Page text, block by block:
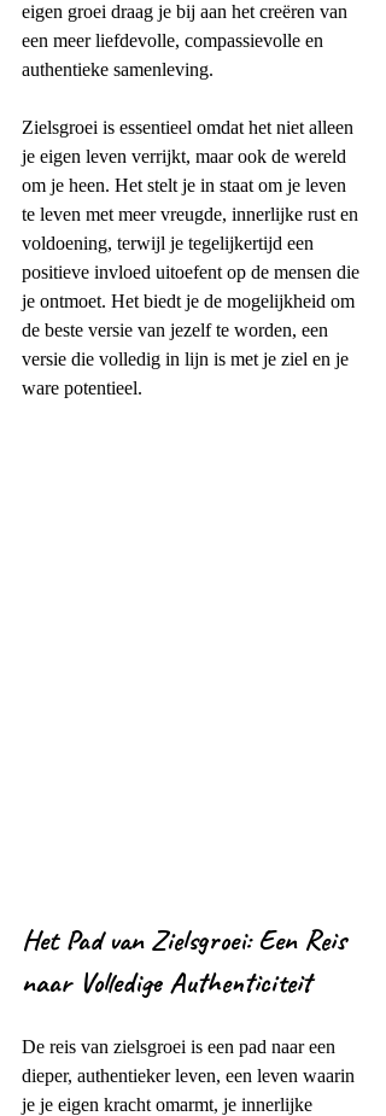
eigen groei draag je bij aan het creëren van
een meer liefdevolle, compassievolle en
authentieke samenleving.
Zielsgroei is essentieel omdat het niet alleen
je eigen leven verrijkt, maar ook de wereld
om je heen. Het stelt je in staat om je leven
te leven met meer vreugde, innerlijke rust en
voldoening, terwijl je tegelijkertijd een
positieve invloed uitoefent op de mensen die
je ontmoet. Het biedt je de mogelijkheid om
de beste versie van jezelf te worden, een
versie die volledig in lijn is met je ziel en je
ware potentieel.
Het Pad van Zielsgroei: Een Reis
naar Volledige Authenticiteit
De reis van zielsgroei is een pad naar een
dieper, authentieker leven, een leven waarin
je je eigen kracht omarmt, je innerlijke